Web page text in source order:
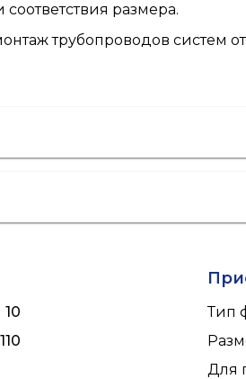
размера.
трубопроводов систем
10
110
Тип
Для